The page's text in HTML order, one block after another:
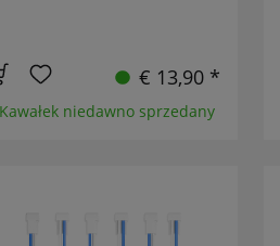
€ 13,90 *
niedawno sprzedany